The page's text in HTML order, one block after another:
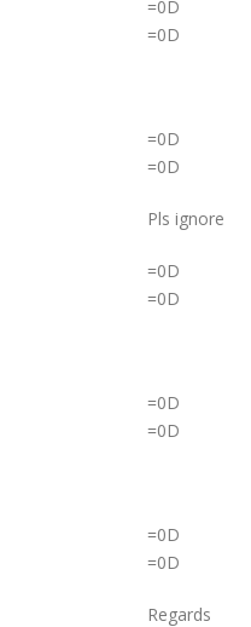
=0D
=0D
=0D
=0D
Pls ignore
=0D
=0D
=0D
=0D
=0D
=0D
Regards